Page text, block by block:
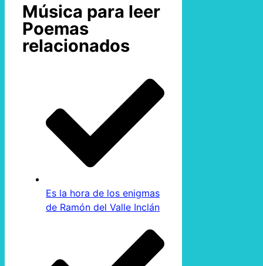
Música para leer
Poemas
relacionados
Es la hora de los enigmas
de Ramón del Valle Inclán